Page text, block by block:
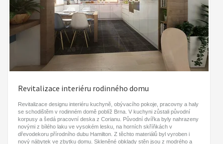
Revitalizace interiéru rodinného domu
Revitalizace designu interiéru kuchyně, obývacího pokoje, pracovny a haly
se schodištěm v rodinném domě poblíž Brna. V kuchyni zůstali původní
korpusy a šedá pracovní deska z Corianu. Původní dvířka byly nahrazeny
novými z bílého laku ve vysokém lesku, na horních skříňkách v
dřevodekoru přírodního dubu Hamilton. Z těchto materiálů byl vyroben i
nový nábytek ve zbytku domu. Skleněné obklady stěn jsou z modrého a